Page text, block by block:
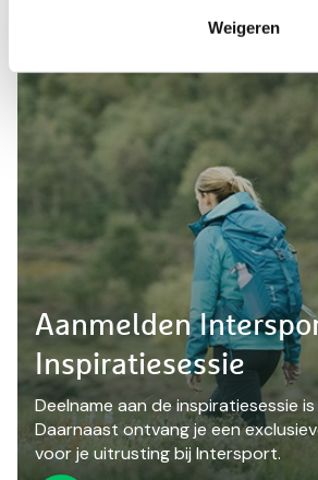
Weigeren
Aanmelden
Inspiratiesessie
Deelname aan de inspiratiesessie
Daarnaast ontvang je een
voor je uitrusting bij Intersport.